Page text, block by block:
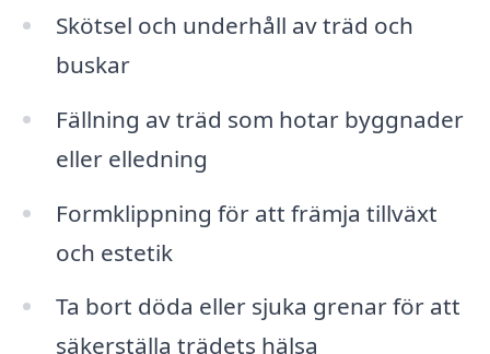
Skötsel och underhåll av träd och
buskar
Fällning av träd som hotar byggnader
eller elledning
Formklippning för att främja tillväxt
och estetik
Ta bort döda eller sjuka grenar för att
säkerställa trädets hälsa